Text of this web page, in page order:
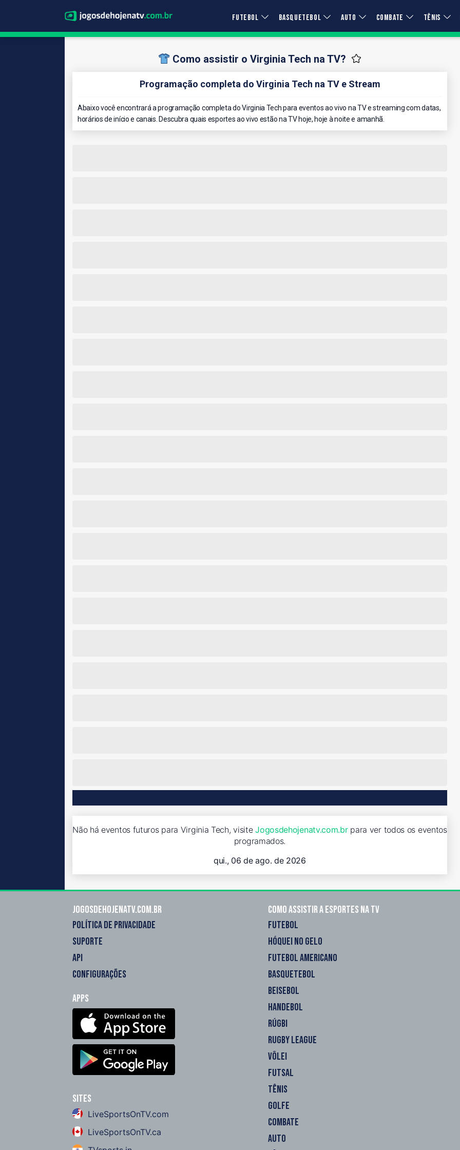
FUTEBOL BASQUETEBOL AUTO COMBATE TÊNIS
Como assistir o Virginia Tech na TV?
Programação completa do Virginia Tech na TV e Stream
Abaixo você encontrará a programação completa do Virginia Tech para eventos ao vivo na TV e streaming com datas,
horários de início e canais. Descubra quais esportes ao vivo estão na TV hoje, hoje à noite e amanhã.
Não há eventos futuros para Virginia Tech, visiteJogosdehojenatv.com.brpara ver todos os eventos
programados.
qui., 06 de ago. de 2026
Jogosdehojenatv.com.br
POLÍTICA DE PRIVACIDADE
SUPORTE
API
CONFIGURAÇÕES
Apps
Sites
LiveSportsOnTV.com
LiveSportsOnTV.ca
Como assistir a esportes na TV
FUTEBOL
HÓQUEI NO GELO
FUTEBOL AMERICANO
BASQUETEBOL
BEISEBOL
HANDEBOL
RÚGBI
RUGBY LEAGUE
VÔLEI
FUTSAL
TÊNIS
GOLFE
COMBATE
AUTO